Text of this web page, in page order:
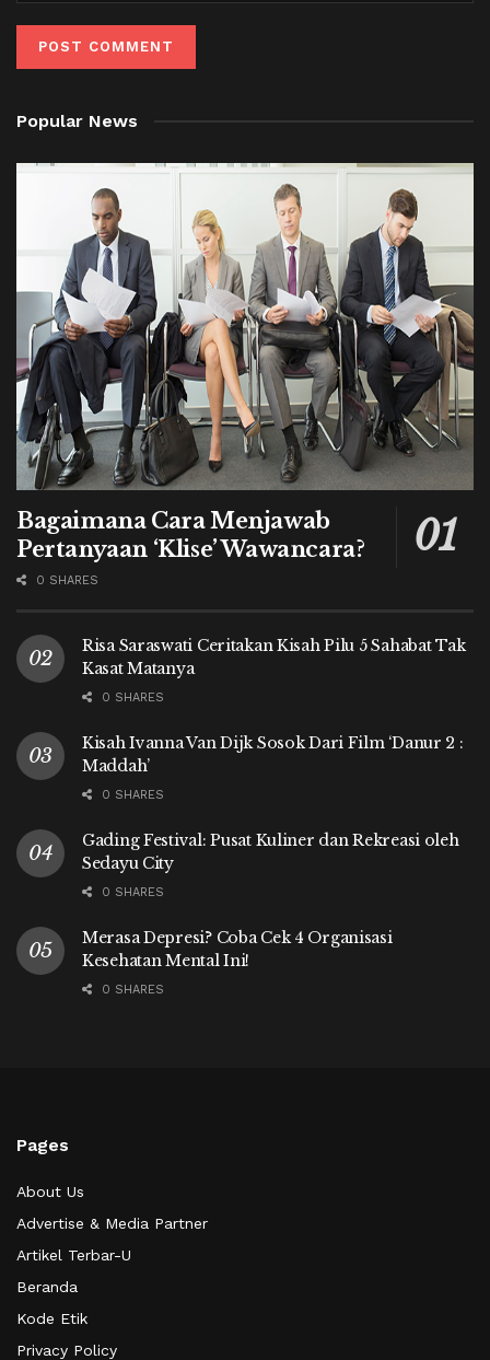
Popular News
Bagaimana Cara Menjawab
Pertanyaan ‘Klise’ Wawancara?
0 SHARES
Risa Saraswati Ceritakan Kisah Pilu 5 Sahabat Tak
Kasat Matanya
0 SHARES
Kisah Ivanna Van Dijk Sosok Dari Film ‘Danur 2 :
Maddah’
0 SHARES
Gading Festival: Pusat Kuliner dan Rekreasi oleh
Sedayu City
0 SHARES
Merasa Depresi? Coba Cek 4 Organisasi
Kesehatan Mental Ini!
0 SHARES
Pages
About Us
Advertise & Media Partner
Artikel Terbar-U
Beranda
Kode Etik
Privacy Policy